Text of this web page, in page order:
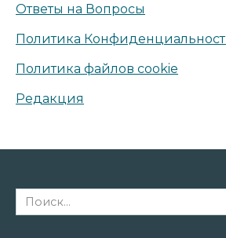
Ответы на Вопросы
Политика
Политика файлов cookie
Редакция
Search
for: